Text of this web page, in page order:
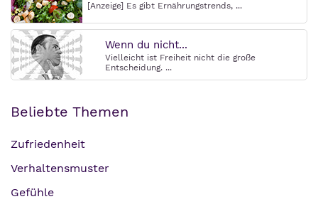
[Anzeige] Es gibt Ernährungstrends, ...
Wenn du nicht...
Vielleicht ist Freiheit nicht die große
Entscheidung. ...
Beliebte Themen
Zufriedenheit
Verhaltensmuster
Gefühle